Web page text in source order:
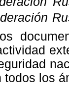
todos los